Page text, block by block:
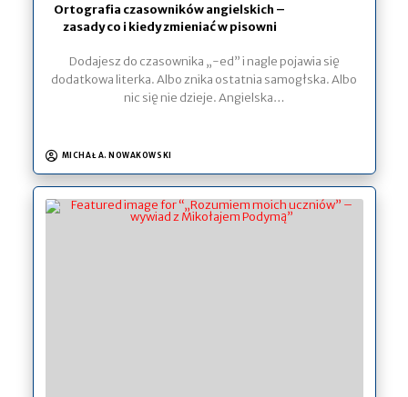
Ortografia czasowników angielskich –
zasady co i kiedy zmieniać w pisowni
Dodajesz do czasownika „-ed” i nagle pojawia się
dodatkowa literka. Albo znika ostatnia samogłska. Albo
nic się nie dzieje. Angielska…
MICHAŁ A. NOWAKOWSKI